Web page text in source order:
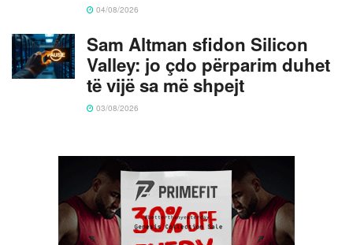
04/08/2026
Sam Altman sfidon Silicon
Valley: jo çdo përparim duhet
të vijë sa më shpejt
03/08/2026